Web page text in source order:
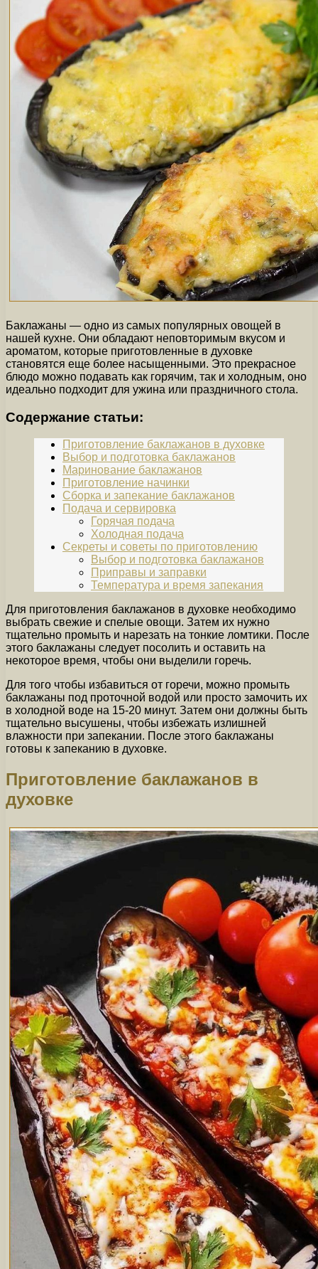
Баклажаны — одно из самых популярных овощей в
нашей кухне. Они обладают неповторимым вкусом и
ароматом, которые приготовленные в духовке
становятся еще более насыщенными. Это прекрасное
блюдо можно подавать как горячим, так и холодным, оно
идеально подходит для ужина или праздничного стола.
Содержание статьи:
Приготовление баклажанов в духовке
Выбор и подготовка баклажанов
Маринование баклажанов
Приготовление начинки
Сборка и запекание баклажанов
Подача и сервировка
Горячая подача
Холодная подача
Секреты и советы по приготовлению
Выбор и подготовка баклажанов
Приправы и заправки
Температура и время запекания
Для приготовления баклажанов в духовке необходимо
выбрать свежие и спелые овощи. Затем их нужно
тщательно промыть и нарезать на тонкие ломтики. После
этого баклажаны следует посолить и оставить на
некоторое время, чтобы они выделили горечь.
Для того чтобы избавиться от горечи, можно промыть
баклажаны под проточной водой или просто замочить их
в холодной воде на 15-20 минут. Затем они должны быть
тщательно высушены, чтобы избежать излишней
влажности при запекании. После этого баклажаны
готовы к запеканию в духовке.
Приготовление баклажанов в
духовке